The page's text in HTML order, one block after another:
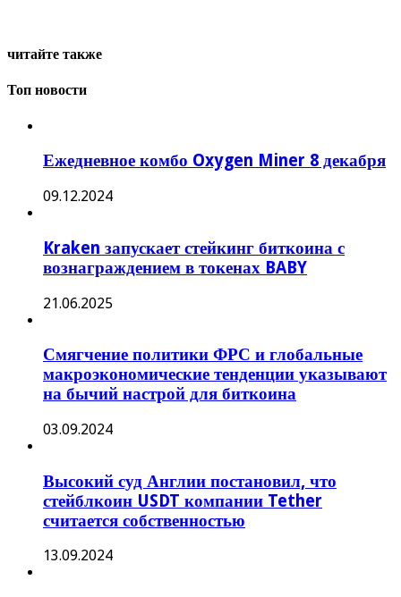
читайте также
Топ новости
Ежедневное комбо Oxygen Miner 8 декабря
09.12.2024
Kraken запускает стейкинг биткоина с
вознаграждением в токенах BABY
21.06.2025
Смягчение политики ФРС и глобальные
макроэкономические тенденции указывают
на бычий настрой для биткоина
03.09.2024
Высокий суд Англии постановил, что
стейблкоин USDT компании Tether
считается собственностью
13.09.2024